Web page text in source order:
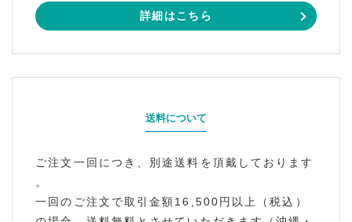
詳細はこちら
送料について
ご注文一回につき、別途送料を頂戴しております
。
一回のご注文で取引金額16,500円以上（税込）